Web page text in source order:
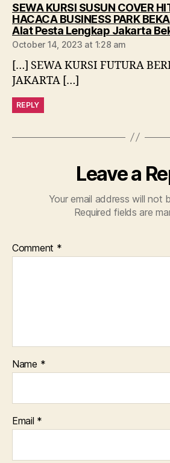
SEWA KURSI SUSUN COVER
HACACA BUSINESS PARK
Alat Pesta Lengkap Jakarta
October 14, 2023 at 1:28 am
[…] SEWA KURSI FUTURA
JAKARTA […]
REPLY
Leave a
Your email address will not
Required fields are
Comment *
Name *
Email *